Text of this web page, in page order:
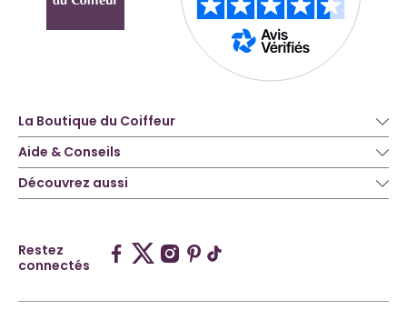
La Boutique du Coiffeur
Aide & Conseils
Découvrez aussi
Restez
connectés